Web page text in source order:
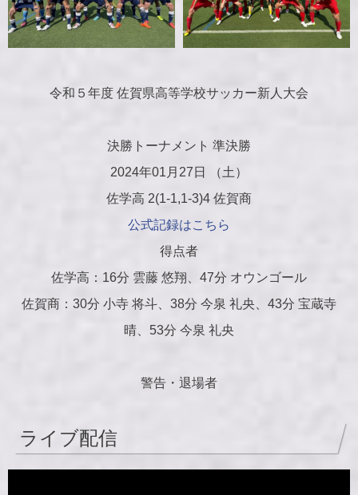
令和５年度 佐賀県高等学校サッカー新人大会
決勝トーナメント 準決勝
2024年01月27日 （土）
佐学高 2(1-1,1-3)4 佐賀商
公式記録はこちら
得点者
佐学高：16分 雲藤 悠翔、47分 オウンゴール
佐賀商：30分 小寺 将斗、38分 今泉 礼央、43分 宝蔵寺
晴、53分 今泉 礼央
警告・退場者
ライブ配信